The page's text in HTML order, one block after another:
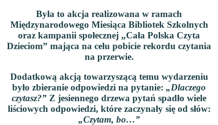
Była to akcja realizowana w ramach
Międzynarodowego Miesiąca Bibliotek Szkolnych
oraz kampanii społecznej „Cała Polska Czyta
Dzieciom” mająca na celu pobicie rekordu czytania
na przerwie.
Dodatkową akcją towarzyszącą temu wydarzeniu
było zbieranie odpowiedzi na pytanie: „Dlaczego
czytasz?” Z jesiennego drzewa pytań spadło wiele
liściowych odpowiedzi, które zaczynały się od słów:
„Czytam, bo…”